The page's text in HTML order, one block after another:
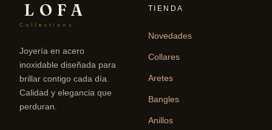
LOFA
Collections
Joyería en acero
inoxidable diseñada para
brillar contigo cada día.
Calidad y elegancia que
perduran.
TIENDA
Novedades
Collares
Aretes
Bangles
Anillos